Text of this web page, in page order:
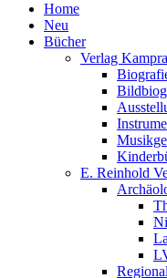
Home
Neu
Bücher
Verlag
E. Reinhold